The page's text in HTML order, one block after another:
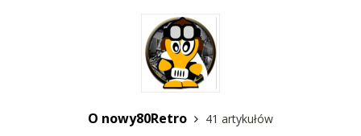
O nowy80Retro
41 artykułów